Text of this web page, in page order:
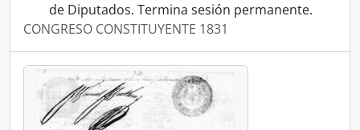
de Diputados. Termina sesión permanente.
CONGRESO CONSTITUYENTE 1831